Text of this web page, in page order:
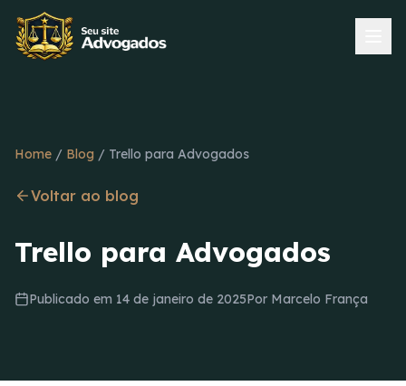
Home / Blog / Trello para Advogados
Voltar ao blog
Trello para Advogados
Publicado em 14 de janeiro de 2025Por Marcelo França